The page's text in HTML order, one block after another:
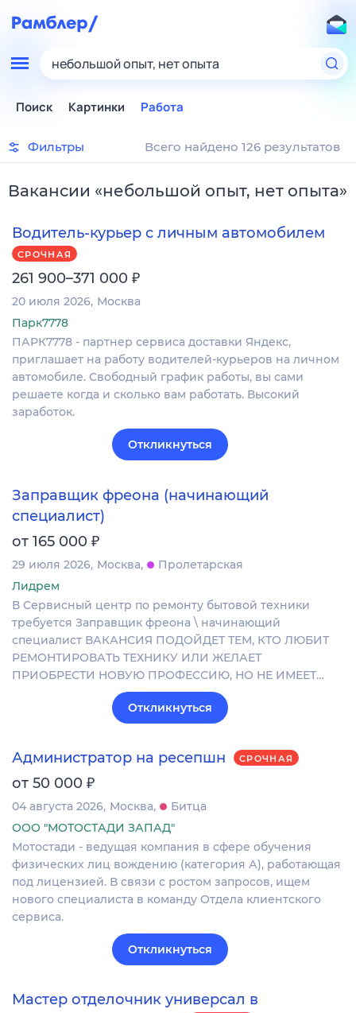
небольшой опыт, нет опыта
Поиск Картинки Работа
Фильтры Всего найдено 126 результатов
Вакансии «небольшой опыт, нет опыта»
Водитель-курьер с личным автомобилем
СРОЧНАЯ
261 900–371 000 ₽
20 июля 2026 Москва
Парк7778
ПАРК7778 - партнер сервиса доставки Яндекс,
приглашает на работу водителей-курьеров на личном
автомобиле. Свободный график работы, вы сами
решаете когда и сколько вам работать. Высокий
заработок.
Откликнуться
Заправщик фреона (начинающий
специалист)
от 165 000 ₽
29 июля 2026 Москва
Пролетарская
Лидрем
В Сервисный центр по ремонту бытовой техники
требуется Заправщик фреона \ начинающий
специалист ВАКАНСИЯ ПОДОЙДЕТ ТЕМ, КТО ЛЮБИТ
РЕМОНТИРОВАТЬ ТЕХНИКУ ИЛИ ЖЕЛАЕТ
ПРИОБРЕСТИ НОВУЮ ПРОФЕССИЮ, НО НЕ ИМЕЕТ…
Откликнуться
Администратор на ресепшн СРОЧНАЯ
от 50 000 ₽
04 августа 2026 Москва
Битца
ООО "МОТОСТАДИ ЗАПАД"
Мотостади - ведущая компания в сфере обучения
физических лиц вождению (категория А), работающая
под лицензией. В связи с ростом запросов, ищем
нового специалиста в команду Отдела клиентского
сервиса.
Откликнуться
Мастер отделочник универсал в